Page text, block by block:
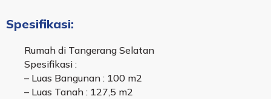
Spesifikasi:
Rumah di Tangerang Selatan
Spesifikasi :
– Luas Bangunan : 100 m2
– Luas Tanah : 127,5 m2